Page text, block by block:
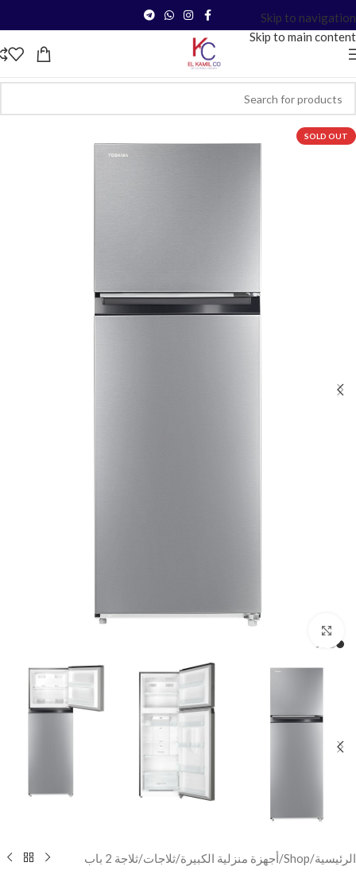
Skip to navigation
Skip to main content
SOLD OUT
Click to enlarge
الرئيسية/
Shop
/أجهزة منزلية الكبيرة/ثلاجات/ثلاجة 2 باب